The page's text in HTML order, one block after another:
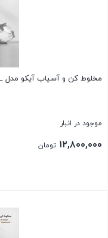
مخلوط کن و آسیاب آیکو مدل AK400BL
موجود در انبار
۱۲,۸۰۰,۰۰۰ تومان